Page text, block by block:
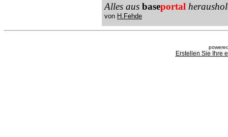
Alles aus baseportal
von H.Fehde
Erstellen Sie Ihre